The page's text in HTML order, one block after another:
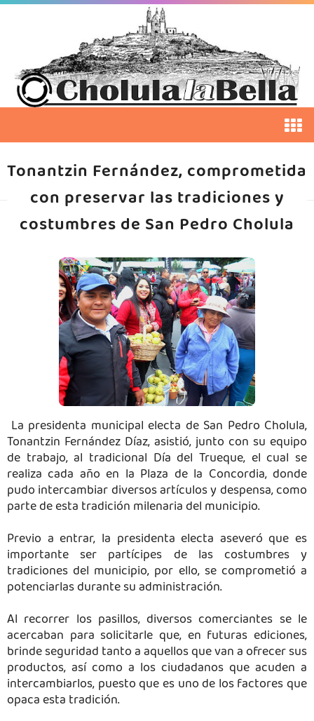
Tonantzin Fernández, comprometida
con preservar las tradiciones y
costumbres de San Pedro Cholula
La presidenta municipal electa de San Pedro Cholula,
Tonantzin Fernández Díaz, asistió, junto con su equipo
de trabajo, al tradicional Día del Trueque, el cual se
realiza cada año en la Plaza de la Concordia, donde
pudo intercambiar diversos artículos y despensa, como
parte de esta tradición milenaria del municipio.
Previo a entrar, la presidenta electa aseveró que es
importante ser partícipes de las costumbres y
tradiciones del municipio, por ello, se comprometió a
potenciarlas durante su administración.
Al recorrer los pasillos, diversos comerciantes se le
acercaban para solicitarle que, en futuras ediciones,
brinde seguridad tanto a aquellos que van a ofrecer sus
productos, así como a los ciudadanos que acuden a
intercambiarlos, puesto que es uno de los factores que
opaca esta tradición.